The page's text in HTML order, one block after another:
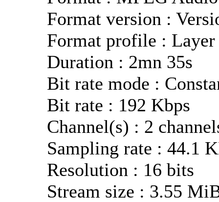
Format version :
Format profile : Layer
Duration : 2mn 35s
Bit rate mode :
Bit rate : 192 Kbps
Channel(s) : 2
Sampling rate : 44.1
Resolution : 16 bits
Stream size : 3.55